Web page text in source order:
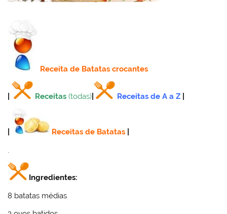
Receitade Batatas crocantes
Receitas (todas) Receitas de A a Z
Receitas de Batatas
.
Ingredientes:
8 batatas médias